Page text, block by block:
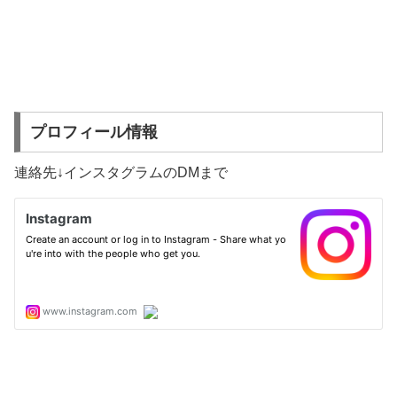
プロフィール情報
連絡先↓インスタグラムのDMまで